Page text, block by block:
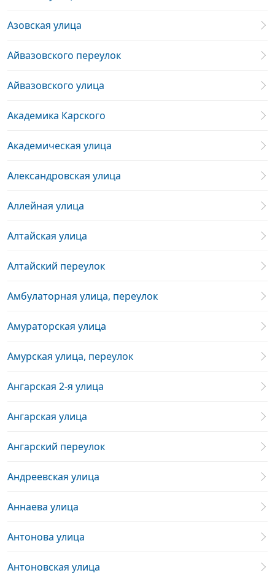
Азовская улица
Айвазовского переулок
Айвазовского улица
Академика Карского
Академическая улица
Александровская улица
Аллейная улица
Алтайская улица
Алтайский переулок
Амбулаторная улица, переулок
Амураторская улица
Амурская улица, переулок
Ангарская 2-я улица
Ангарская улица
Ангарский переулок
Андреевская улица
Аннаева улица
Антонова улица
Антоновская улица